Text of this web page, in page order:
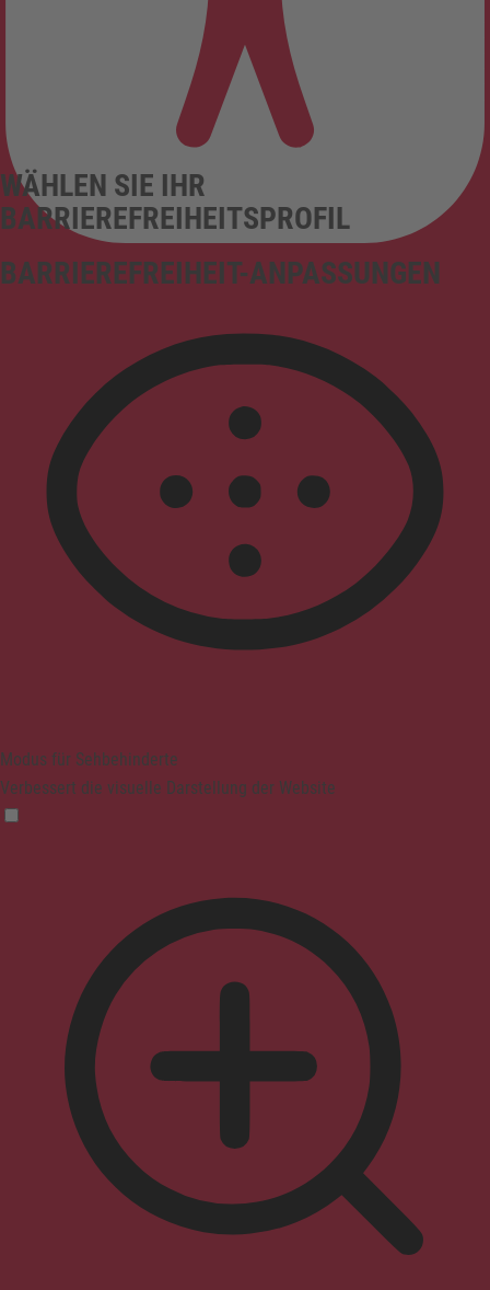
BARRIEREFREIHEIT-ANPASSUNGEN
WÄHLEN SIE IHR
BARRIEREFREIHEITSPROFIL
Modus für Sehbehinderte
Verbessert die visuelle Darstellung der Website